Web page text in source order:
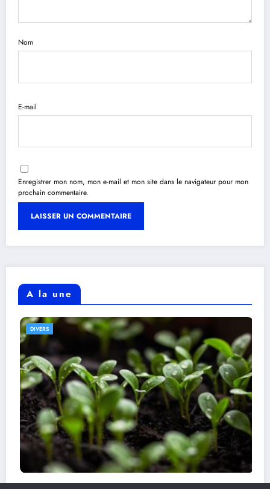
Nom
E-mail
Enregistrer mon nom, mon e-mail et mon site dans le navigateur pour mon
prochain commentaire.
A la une